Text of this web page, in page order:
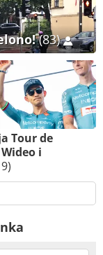
(83)
Tour de
i